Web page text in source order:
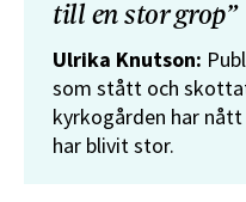
till en stor grop”
Ulrika Knutson:
som stått och
kyrkogården har
har blivit stor.